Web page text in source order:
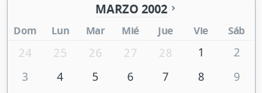
MARZO 2002
Dom Lun Mar Mié Jue Vie Sáb
24 25 26 27 28 1
2
3
4 5 6 7 8
9